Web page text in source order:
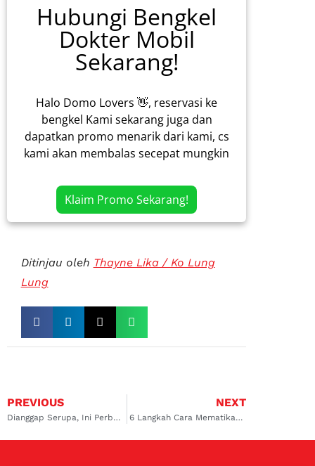
Hubungi Bengkel
Dokter Mobil
Sekarang!
Halo Domo Lovers 👋, reservasi ke
bengkel Kami sekarang juga dan
dapatkan promo menarik dari kami, cs
kami akan membalas secepat mungkin
Klaim Promo Sekarang!
Ditinjau oleh Thayne Lika / Ko Lung
Lung
PREVIOUS
Dianggap Serupa, Ini Perbedaan Evaporator dan Kondensor
NEXT
6 Langkah Cara Mematikan Mesin Mobil yang Tepat